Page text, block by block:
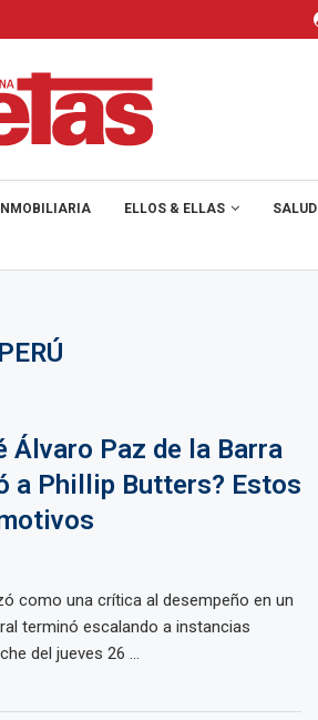
ELLOS & ELLAS SALUD
Álvaro Paz de la Barra
a Phillip Butters? Estos
como una crítica al desempeño en un
terminó escalando a instancias
del jueves 26 ...